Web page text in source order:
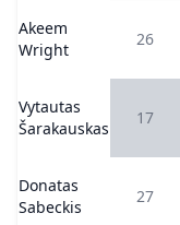
Akeem
Wright
26
Vytautas
Šarakauskas
17
Donatas
Sabeckis
27